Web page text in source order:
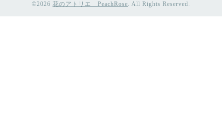
©2026 花のアトリエ PeachRose. All Rights Reserved.